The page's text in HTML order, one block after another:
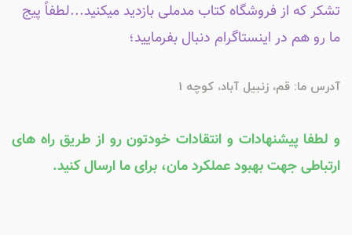
تشکر که از فروشگاه کتاب مدملی بازدید میکنید...لطفاً پیج
ما رو هم در اینستاگرام دنبال بفرمایید؛
آدرس ما: قم، زنبیل آباد، کوچه 1
و لطفا پیشنهادات و انتقادات خودتون رو از طریق راه های
ارتباطی جهت بهبود عملکرد مان، برای ما ارسال کنید.